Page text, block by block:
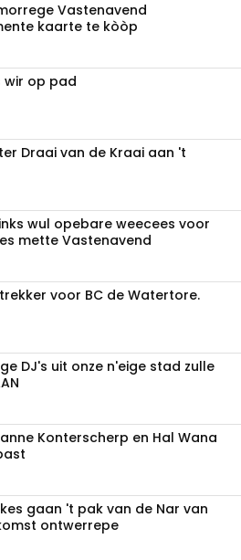
Vastenavend
kaarte te kòòp
wir op pad
Draai van de Kraai aan 't
wul opebare weecees voor
mette Vastenavend
voor BC de Watertore.
DJ's uit onze n'eige stad zulle
Konterscherp en Hal Wana
gaan 't pak van de Nar van
ontwerrepe